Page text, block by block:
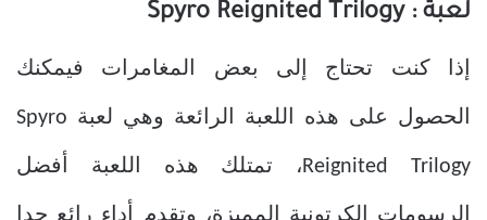
لعبة :Spyro Reignited Trilogy
إذا كنت تحتاج إلى بعض المغامرات فيمكنك
الحصول على هذه اللعبة الرائعة وهي لعبة Spyro
Reignited Trilogy، تمتلك هذه اللعبة أفضل
الرسومات الكرتونية المميزة، وتقدم أداء رائع جدا